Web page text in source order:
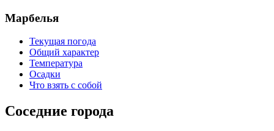
Марбелья
Текущая погода
Общий характер
Температура
Осадки
Что взять с собой
Соседние города